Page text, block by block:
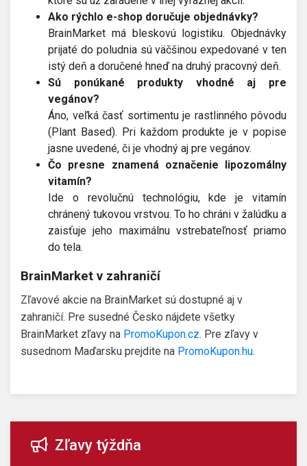
Ako rýchlo e-shop doručuje objednávky?
BrainMarket má bleskovú logistiku. Objednávky
prijaté do poludnia sú väčšinou expedované v ten
istý deň a doručené hneď na druhý pracovný deň.
Sú ponúkané produkty vhodné aj pre
vegánov?
Áno, veľká časť sortimentu je rastlinného pôvodu
(Plant Based). Pri každom produkte je v popise
jasne uvedené, či je vhodný aj pre vegánov.
Čo presne znamená označenie lipozomálny
vitamín?
Ide o revolučnú technológiu, kde je vitamín
chránený tukovou vrstvou. To ho chráni v žalúdku a
zaisťuje jeho maximálnu vstrebateľnosť priamo
do tela.
BrainMarket v zahraničí
Zľavové akcie na BrainMarket sú dostupné aj v
zahraničí. Pre susedné Česko nájdete všetky
BrainMarket zľavy na PromoKupon.cz. Pre zľavy v
susednom Maďarsku prejdite na PromoKupon.hu.
Zľavy týždňa